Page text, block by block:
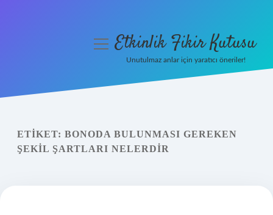
Yasal Uyarı
menüyüEtkinlik Fikir Kutusu
Unutulmaz anlar için yaratıcı öneriler!
ETIKET: BONODA BULUNMASI GEREKEN
ŞEKIL ŞARTLARI NELERDIR